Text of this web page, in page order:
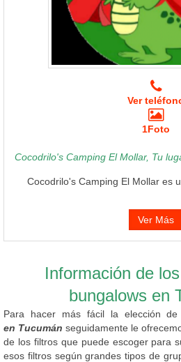
Ver
1Foto
Cocodrilo's Camping El Mollar, Tu
Cocodrilo's Camping El Mollar es
Ver Más
Información de
bungalows en
Para hacer más fácil la elección
en Tucumán seguidamente le
de los filtros que puede escoger para
esos filtros según grandes tipos de